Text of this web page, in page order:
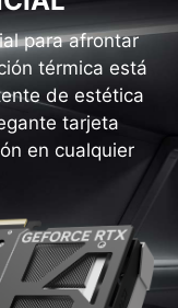
para afrontar
térmica está
de estética
tarjeta
en cualquier